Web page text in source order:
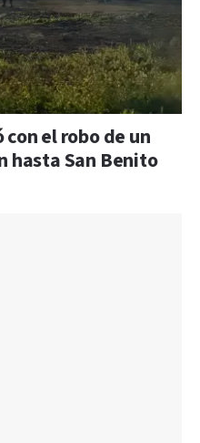
el robo de un
hasta San Benito